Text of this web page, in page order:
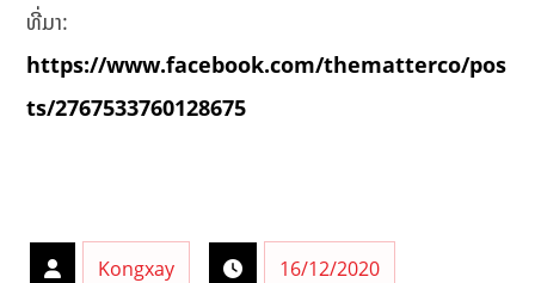
ທີ່ມາ:
https://www.facebook.com/thematterco/pos
ts/2767533760128675
Kongxay 16/12/2020